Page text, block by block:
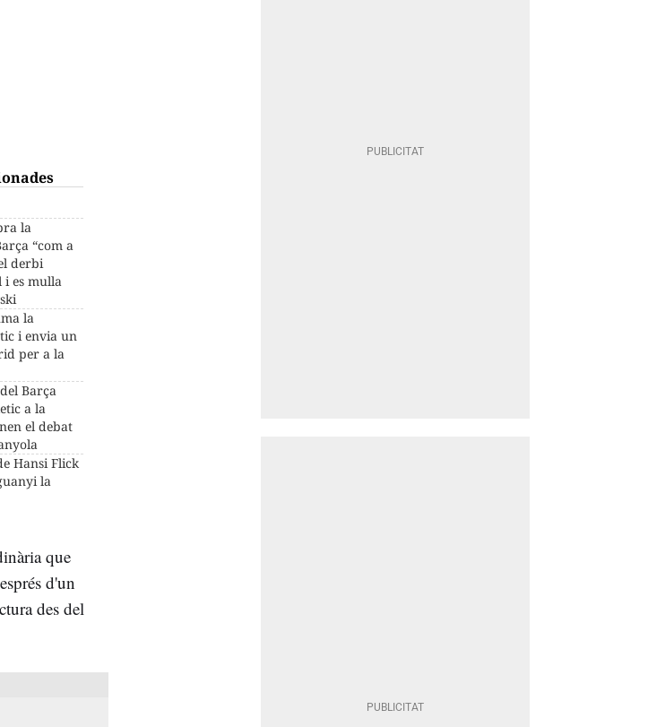
la
“com a
derbi
i es mulla
la
i envia un
per a la
Barça
a la
el debat
Hansi Flick
la
que
d'un
des del